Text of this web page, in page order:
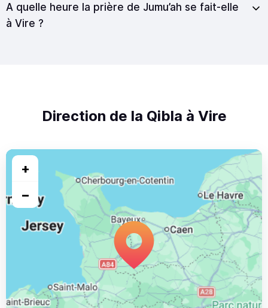
A quelle heure la prière de Jumu’ah se fait-elle
à Vire ?
Direction de la Qibla à Vire
+
−